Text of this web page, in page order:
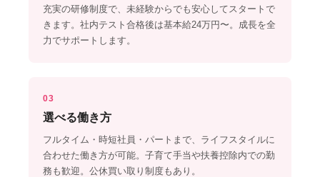
充実の研修制度で、未経験からでも安心してスタートで
きます。社内テスト合格後は基本給24万円〜。成長を全
力でサポートします。
03
選べる働き方
フルタイム・時短社員・パートまで、ライフスタイルに
合わせた働き方が可能。子育て手当や扶養控除内での勤
務も歓迎。公休買い取り制度もあり。